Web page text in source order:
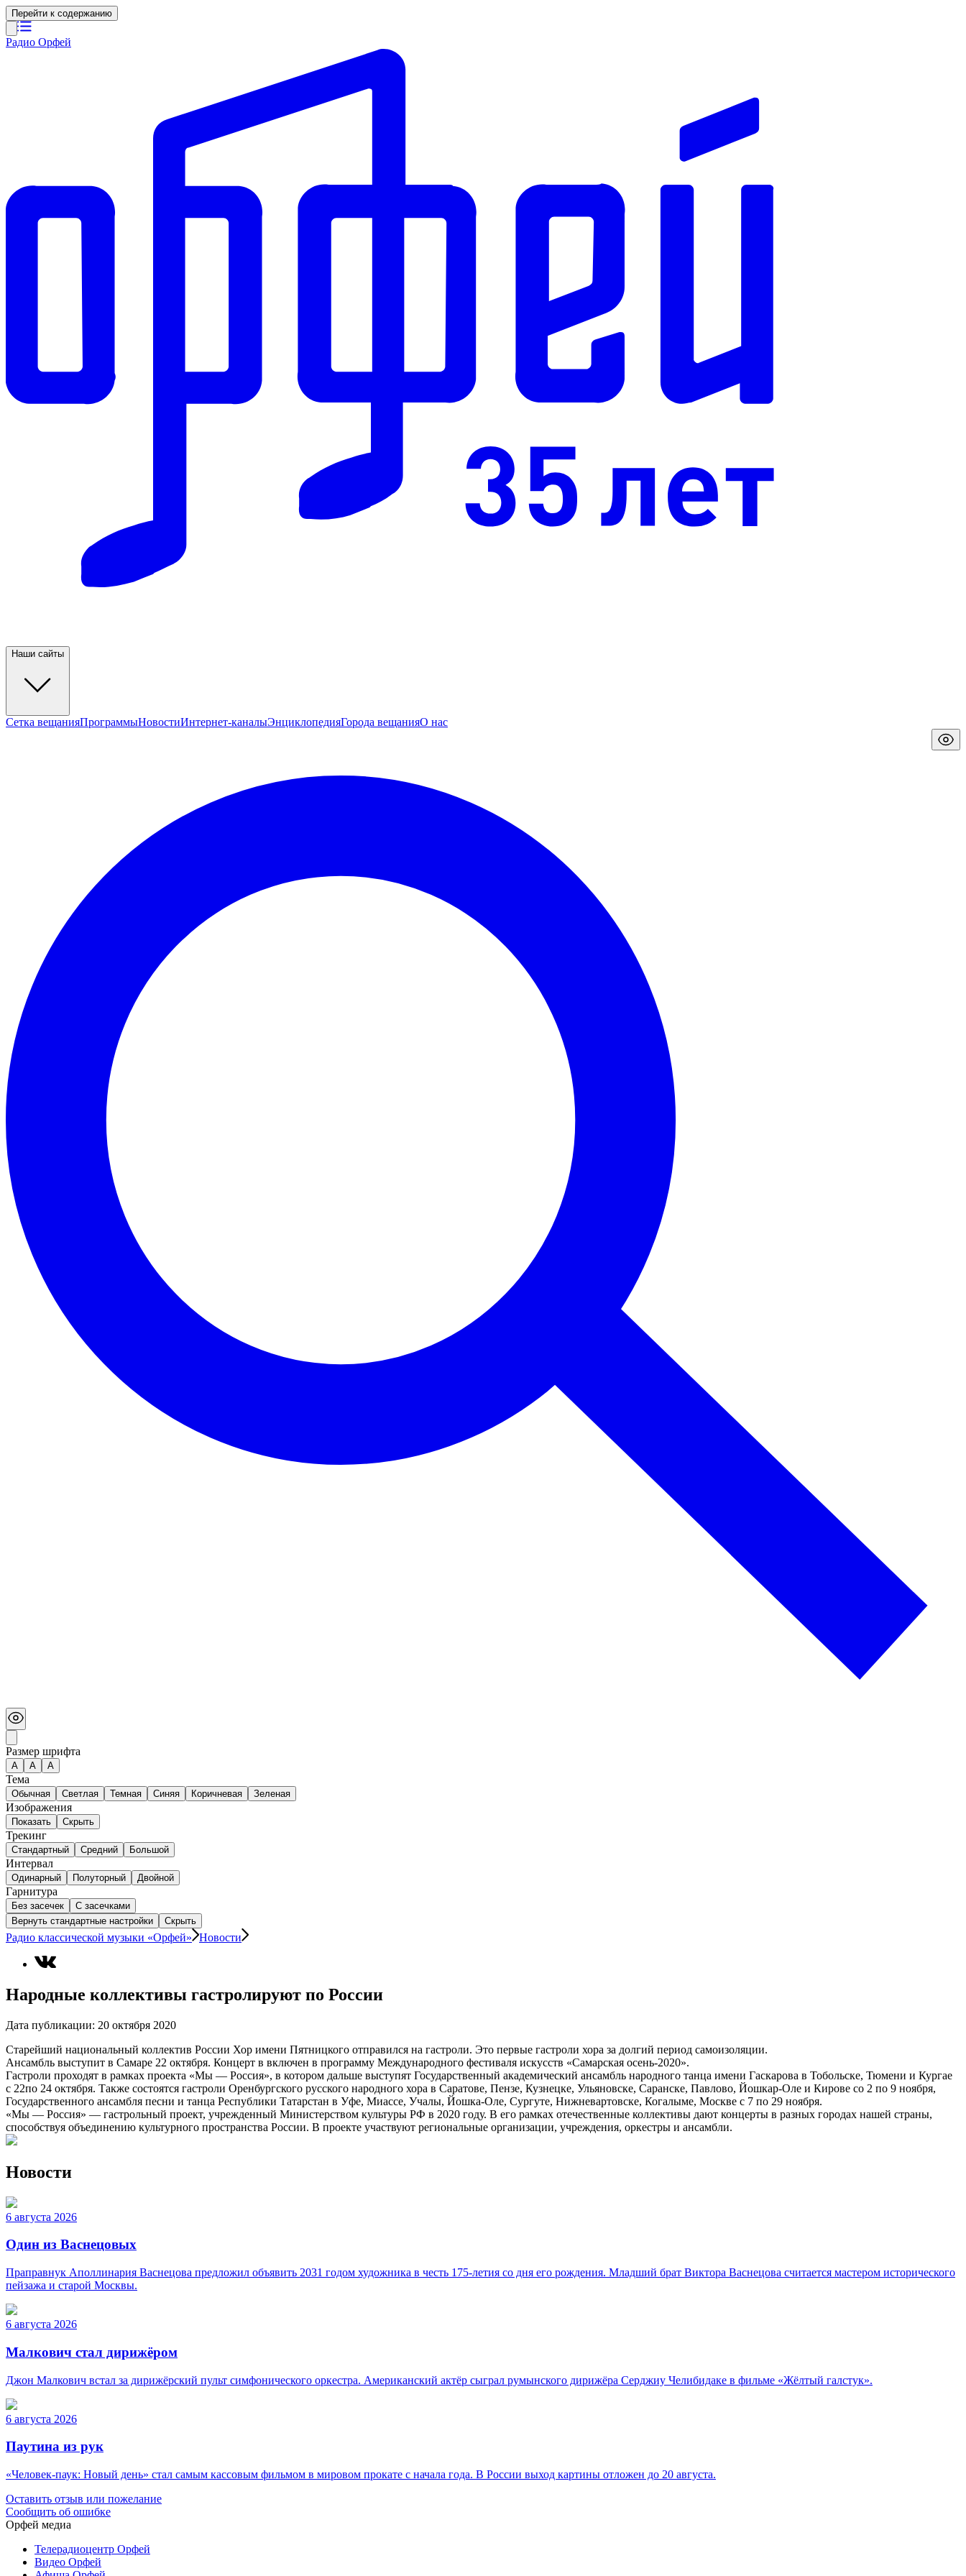
Перейти к содержанию
Радио Орфей
Наши сайты
Сетка вещанияПрограммыНовостиИнтернет-каналыЭнциклопедияГорода вещанияО нас
Размер шрифта
А A A
Тема
Обычная Светлая Темная Синяя Коричневая Зеленая
Изображения
Показать Скрыть
Трекинг
Стандартный Средний Большой
Интервал
Одинарный Полуторный Двойной
Гарнитура
Без засечек
С засечками
Вернуть стандартные настройки
Скрыть
Радио классической музыки «Орфей» Новости
Народные коллективы гастролируют по России
Дата публикации: 20 октября 2020
Старейший национальный коллектив России Хор имени Пятницкого отправился на гастроли. Это первые гастроли хора за долгий период самоизоляции.
Ансамбль выступит в Самаре 22 октября. Концерт в включен в программу Международного фестиваля искусств «Самарская осень-2020».
Гастроли проходят в рамках проекта «Мы — Россия», в котором дальше выступят Государственный академический ансамбль народного танца имени Гаскарова в Тобольске, Тюмени и Кургае
с 22по 24 октября. Также состоятся гастроли Оренбургского русского народного хора в Саратове, Пензе, Кузнецке, Ульяновске, Саранске, Павлово, Йошкар-Оле и Кирове со 2 по 9 ноября,
Государственного ансамбля песни и танца Республики Татарстан в Уфе, Миассе, Учалы, Йошка-Оле, Сургуте, Нижневартовске, Когалыме, Москве с 7 по 29 ноября.
«Мы — Россия» — гастрольный проект, учрежденный Министерством культуры РФ в 2020 году. В его рамках отечественные коллективы дают концерты в разных городах нашей страны,
способствуя объединению культурного пространства России. В проекте участвуют региональные организации, учреждения, оркестры и ансамбли.
Новости
6 августа 2026
Один из Васнецовых
Праправнук Аполлинария Васнецова предложил объявить 2031 годом художника в честь 175-летия со дня его рождения. Младший брат Виктора Васнецова считается мастером исторического
пейзажа и старой Москвы.
6 августа 2026
Малкович стал дирижёром
Джон Малкович встал за дирижёрский пульт симфонического оркестра. Американский актёр сыграл румынского дирижёра Серджиу Челибидаке в фильме «Жёлтый галстук».
6 августа 2026
Паутина из рук
«Человек-паук: Новый день» стал самым кассовым фильмом в мировом прокате с начала года. В России выход картины отложен до 20 августа.
Оставить отзыв или пожелание
Сообщить об ошибке
Орфей медиа
Телерадиоцентр Орфей
Видео Орфей